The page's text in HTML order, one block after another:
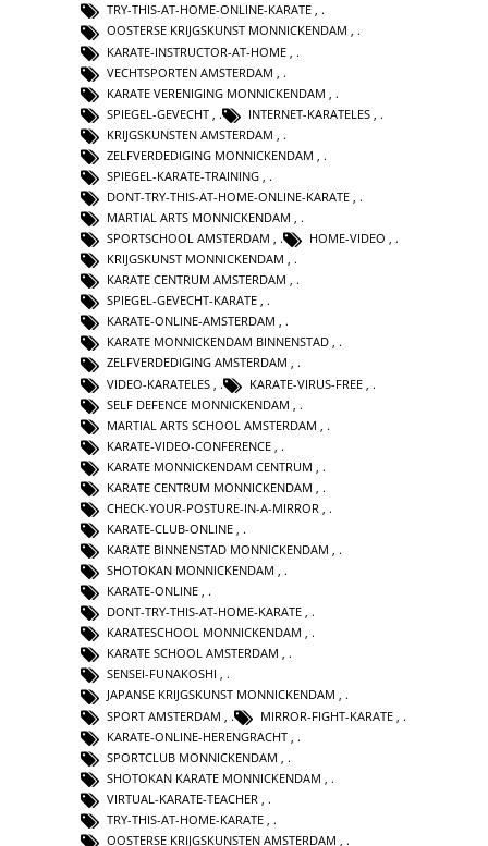
TRY-THIS-AT-HOME-ONLINE-KARATE ,
OOSTERSE KRIJGSKUNST MONNICKENDAM ,
KARATE-INSTRUCTOR-AT-HOME
VECHTSPORTEN AMSTERDAM
KARATE VERENIGING MONNICKENDAM
SPIEGEL-GEVECHT
INTERNET-KARATELES
KRIJGSKUNSTEN AMSTERDAM
ZELFVERDEDIGING MONNICKENDAM
SPIEGEL-KARATE-TRAINING
DONT-TRY-THIS-AT-HOME-ONLINE-KARATE
MARTIAL ARTS MONNICKENDAM ,
SPORTSCHOOL AMSTERDAM , HOME-VIDEO ,
KRIJGSKUNST MONNICKENDAM ,
KARATE CENTRUM AMSTERDAM ,
SPIEGEL-GEVECHT-KARATE ,
KARATE-ONLINE-AMSTERDAM ,
KARATE MONNICKENDAM BINNENSTAD ,
ZELFVERDEDIGING AMSTERDAM ,
VIDEO-KARATELES
KARATE-VIRUS-FREE
SELF DEFENCE MONNICKENDAM
MARTIAL ARTS SCHOOL AMSTERDAM
KARATE-VIDEO-CONFERENCE
KARATE MONNICKENDAM CENTRUM
KARATE CENTRUM MONNICKENDAM
CHECK-YOUR-POSTURE-IN-A-MIRROR
KARATE-CLUB-ONLINE
KARATE BINNENSTAD MONNICKENDAM ,
SHOTOKAN MONNICKENDAM ,
KARATE-ONLINE ,
DONT-TRY-THIS-AT-HOME-KARATE ,
KARATESCHOOL MONNICKENDAM ,
KARATE SCHOOL AMSTERDAM ,
SENSEI-FUNAKOSHI ,
JAPANSE KRIJGSKUNST MONNICKENDAM ,
SPORT AMSTERDAM
MIRROR-FIGHT-KARATE
KARATE-ONLINE-HERENGRACHT
SPORTCLUB MONNICKENDAM
SHOTOKAN KARATE MONNICKENDAM
VIRTUAL-KARATE-TEACHER
TRY-THIS-AT-HOME-KARATE
OOSTERSE KRIJGSKUNSTEN AMSTERDAM